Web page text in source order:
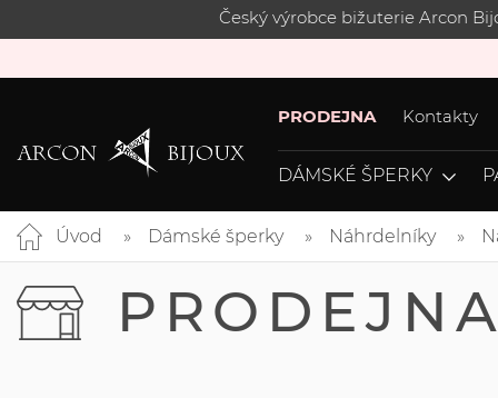
Český výrobce bižuterie Arcon
PRODEJNA Kontakty
DÁMSKÉ ŠPERKY
Úvod Dámské šperky Náhrdelníky